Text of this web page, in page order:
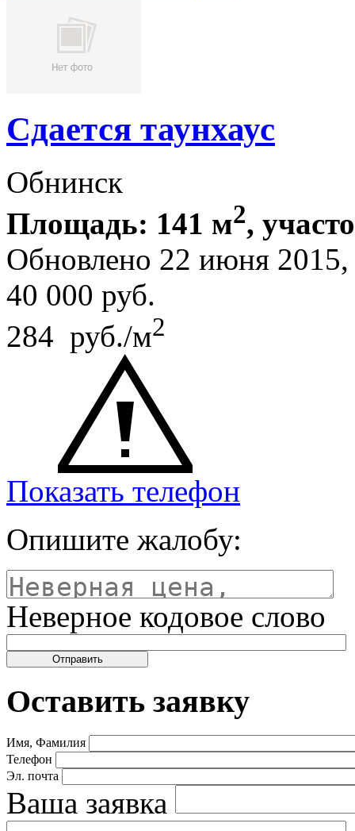
Сдается таунхаус
Обнинск
Площадь: 141 м2,
Обновлено 22 июня
40 000 руб.
284 руб./м2
Показать телефон
Опишите жалобу:
Неверное кодовое слово
Оставить заявку
Имя, Фамилия
Телефон
Эл. почта
Ваша заявка